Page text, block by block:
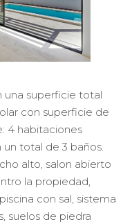
una superficie total
con superficie de
4 habitaciones
total de 3 baños.
alto, salon abierto
la propiedad,
con sal, sistema
suelos de piedra